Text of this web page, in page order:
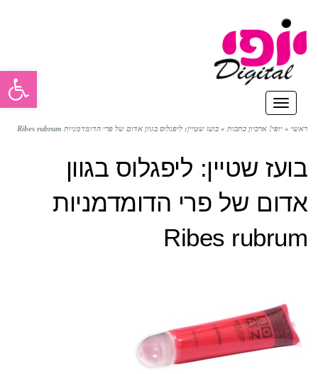
תפריט
ראשי » יופי! ארכיון כתבות » בועז שטיין: ליפגלוס בגוון אדום של פרי הדומדמניות Ribes rubrum
בועז שטיין: ליפגלוס בגוון
אדום של פרי הדומדמניות
Ribes rubrum
פתח